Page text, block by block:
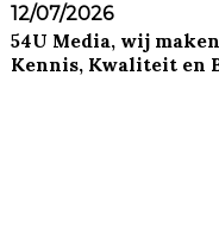
12/07/2026
54U Media, wij
Kennis, Kwaliteit en